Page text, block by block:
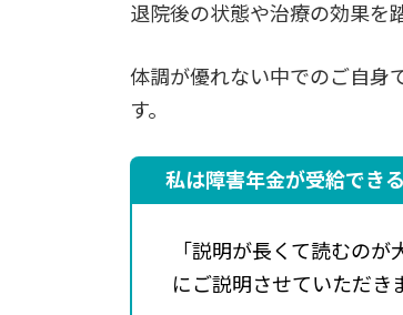
退院後の状態や治療の効果を
体調が優れない中でのご自身
す。
私は障害年金が受給でき
「説明が長くて読むの
にご説明させていただき